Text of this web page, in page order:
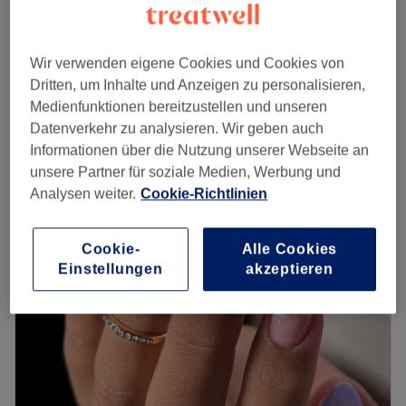
expérience personnalisée, pensée pour vous faire
Zurück zur Salonansicht
Volumen - Nach 2 Wochen
Wimpernverlängerung Russisches
Volumen
1 Std. 45 Min.
ab CHF 140
Schnellansicht Saloninfos
Montag 09:00–
Dienstag
Mittwoch
09:00–19:00
Donnerstag
09:00–19:00
Freitag
09:00–19:00
Samstag
09:00–18:00
Sonntag
Geschlossen
Unterstreiche deine natürliche Schönheit typgerecht. Das
Studio SKY Nägel-Kosmetik Studio in Zollikofen, bietet
dir mithilfe der neuesten Methoden langanhaltende
Wir verwenden eigene Cookies und Cookies von
Dritten, um Inhalte und Anzeigen zu personalisieren,
Medienfunktionen bereitzustellen und unseren
Datenverkehr zu analysieren. Wir geben auch
Informationen über die Nutzung unserer Webseite an
unsere Partner für soziale Medien, Werbung und
Analysen weiter. Cookie-Richtlinien
Alle Cookies
akzeptieren
Cookie-
Einstellungen